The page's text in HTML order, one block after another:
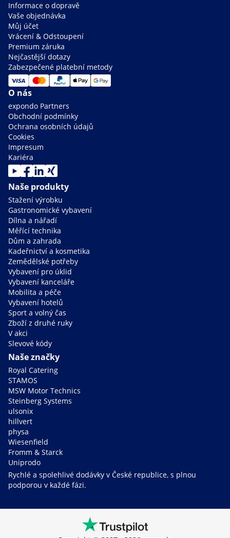
Informace o dopravě
Vaše objednávka
Můj účet
Vrácení & Odstoupení
Premium záruka
Nejčastější dotazy
Zabezpečené platební metody
O nás
expondo Partners
Obchodní podmínky
Ochrana osobních údajů
Cookies
Impresum
Kariéra
Naše produkty
Stažení výrobku
Gastronomické vybavení
Dílna a nářadí
Měřící technika
Dům a zahrada
Kadeřnictví a kosmetika
Zemědělské potřeby
Vybavení pro úklid
Vybavení kanceláře
Mobilita a péče
Vybavení hotelů
Sport a volný čas
Zboží z druhé ruky
V akci
Slevové kódy
Naše značky
Royal Catering
STAMOS
MSW Motor Technics
Steinberg Systems
ulsonix
hillvert
physa
Wiesenfield
Fromm & Starck
Uniprodo
Rychlé a spolehlivé dodávky v České republice, s plnou
podporou v každé fázi.